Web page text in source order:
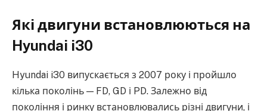
Які двигуни встановлюються на
Hyundai i30
Hyundai i30 випускається з 2007 року і пройшло
кілька поколінь — FD, GD і PD. Залежно від
покоління і ринку встановлювались різні двигуни, і